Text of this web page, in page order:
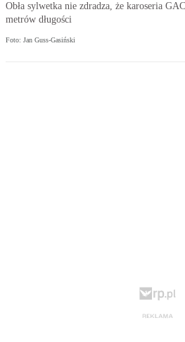
Obła sylwetka nie zdradza, że karoseria
metrów długości
Foto: Jan Guss-Gasiński